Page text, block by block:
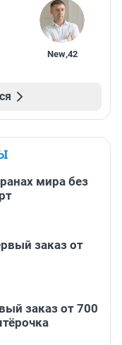
New,42
мира без
заказ от
заказ от 700